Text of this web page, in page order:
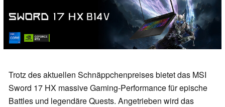
Trotz des aktuellen Schnäppchenpreises bietet das MSI
Sword 17 HX massive Gaming-Performance für epische
Battles und legendäre Quests. Angetrieben wird das